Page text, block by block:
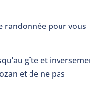
randonnée pour vous
gîte et
et de ne pas